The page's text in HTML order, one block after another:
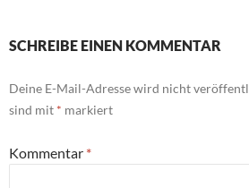
SCHREIBE EINEN KOMMENTAR
Deine E-Mail-Adresse wird nicht
sind mit * markiert
Kommentar *